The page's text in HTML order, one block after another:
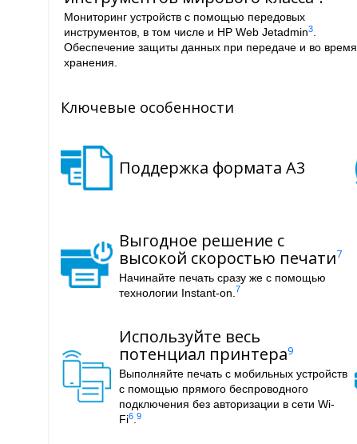
Мониторинг устройств с помощью передовых
инструментов, в том числе и HP Web Jetadmin3.
Обеспечение защиты данных при передаче и во время
хранения.
Ключевые особенности
Поддержка формата A3
Выгодное решение с
высокой скоростью печати7
Начинайте печать сразу же с помощью
технологии Instant-on. 7
Используйте весь
потенциал принтера9
Выполняйте печать с мобильных устройств
с помощью прямого беспроводного
подключения без авторизации в сети Wi-
Fi6 9